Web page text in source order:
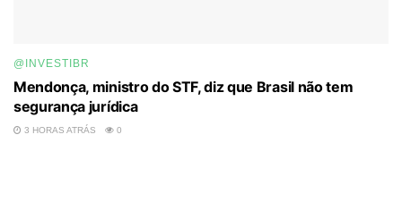
@INVESTIBR
Mendonça, ministro do STF, diz que Brasil não tem
segurança jurídica
3 HORAS ATRÁS 0